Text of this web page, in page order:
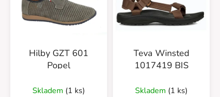
Hilby GZT 601
Popel
Skladem (1 ks)
Teva Winsted
1017419 BIS
Skladem (1 ks)